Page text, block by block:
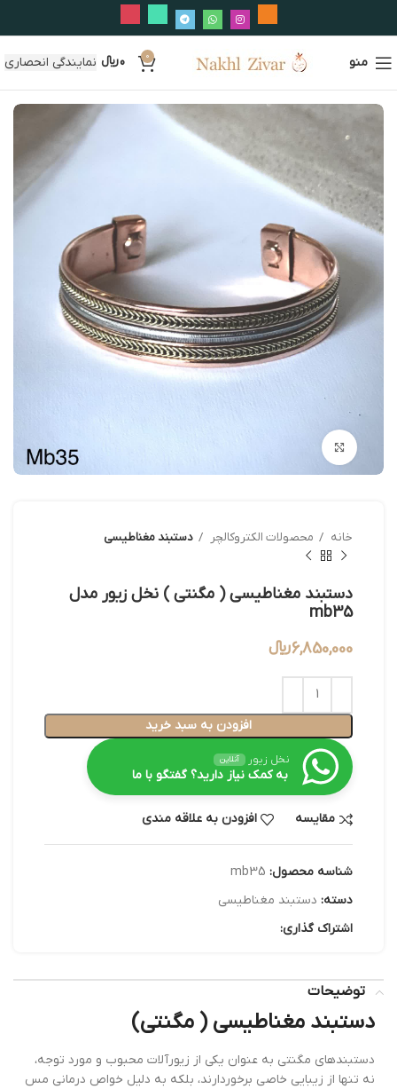
منو 0
0﷼ نمایندگی انحصاری
خانه محصولات الکتروکالچر دستبند مغناطیسی
دستبند مغناطیسی ( مگنتی ) نخل زیور مدل
mb35
6,850,000﷼
افزودن به سبد خرید
نخل زیور آنلاین
به کمک نیاز دارید؟ گفتگو با ما
مقایسه افزودن به علاقه مندی
شناسه محصول: mb35
دسته: دستبند مغناطیسی
اشتراک گذاری:
توضیحات
دستبند مغناطیسی ( مگنتی)
دستبندهای مگنتی به عنوان یکی از زیورآلات محبوب و مورد توجه،
نه تنها از زیبایی خاصی برخوردارند، بلکه به دلیل خواص درمانی مس